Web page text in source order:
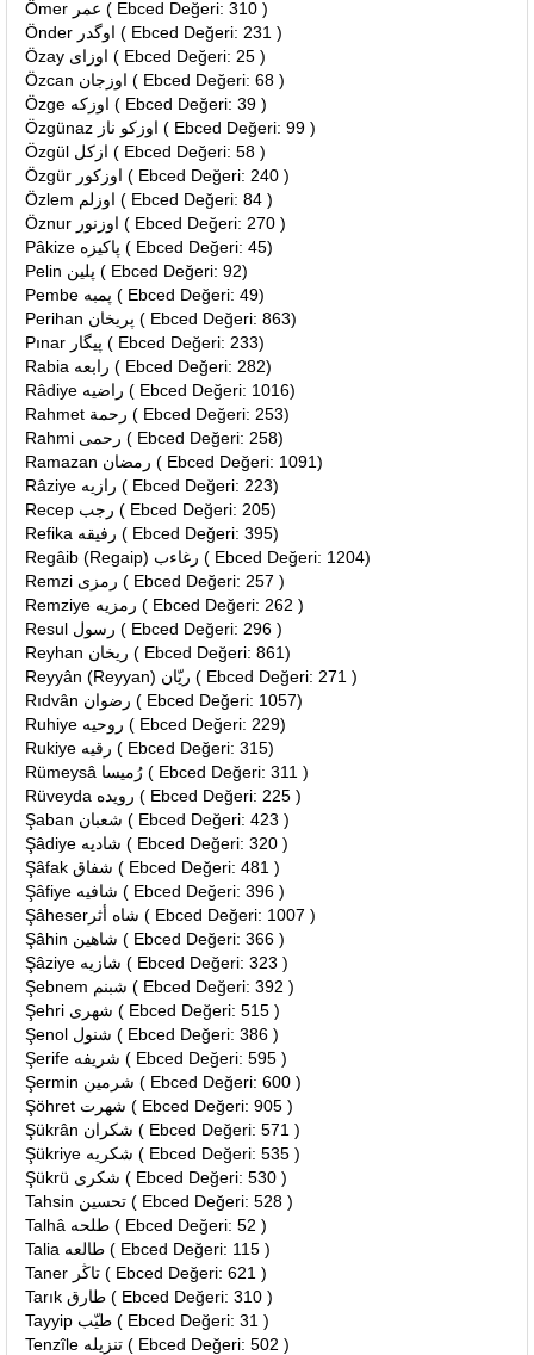
Ömer عمر ( Ebced Değeri: 310 )
Önder اوگدر ( Ebced Değeri: 231 )
Özay اوزاى ( Ebced Değeri: 25 )
Özcan اوزجان ( Ebced Değeri: 68 )
Özge اوزكه ( Ebced Değeri: 39 )
Özgünaz اوزكو ناز ( Ebced Değeri: 99 )
Özgül ازكل ( Ebced Değeri: 58 )
Özgür اوزكور ( Ebced Değeri: 240 )
Özlem اوزلم ( Ebced Değeri: 84 )
Öznur اوزنور ( Ebced Değeri: 270 )
Pâkize پاكيزه ( Ebced Değeri: 45)
Pelin پلين ( Ebced Değeri: 92)
Pembe پمبه ( Ebced Değeri: 49)
Perihan پريخان ( Ebced Değeri: 863)
Pınar پيگار ( Ebced Değeri: 233)
Rabia رابعه ( Ebced Değeri: 282)
Râdiye راضيه ( Ebced Değeri: 1016)
Rahmet رحمة ( Ebced Değeri: 253)
Rahmi رحمى ( Ebced Değeri: 258)
Ramazan رمضان ( Ebced Değeri: 1091)
Râziye رازيه ( Ebced Değeri: 223)
Recep رجب ( Ebced Değeri: 205)
Refika رفيقه ( Ebced Değeri: 395)
Regâib (Regaip) رغاءب ( Ebced Değeri: 1204)
Remzi رمزى ( Ebced Değeri: 257 )
Remziye رمزيه ( Ebced Değeri: 262 )
Resul رسول ( Ebced Değeri: 296 )
Reyhan ريخان ( Ebced Değeri: 861)
Reyyân (Reyyan) ريّان ( Ebced Değeri: 271 )
Rıdvân رضوان ( Ebced Değeri: 1057)
Ruhiye روحيه ( Ebced Değeri: 229)
Rukiye رقيه ( Ebced Değeri: 315)
Rümeysâ رُميسا ( Ebced Değeri: 311 )
Rüveyda رويده ( Ebced Değeri: 225 )
Şaban شعبان ( Ebced Değeri: 423 )
Şâdiye شاديه ( Ebced Değeri: 320 )
Şâfak شفاق ( Ebced Değeri: 481 )
Şâfiye شافيه ( Ebced Değeri: 396 )
Şâheserشاه أثر ( Ebced Değeri: 1007 )
Şâhin شاهين ( Ebced Değeri: 366 )
Şâziye شازيه ( Ebced Değeri: 323 )
Şebnem شبنم ( Ebced Değeri: 392 )
Şehri شهرى ( Ebced Değeri: 515 )
Şenol شنول ( Ebced Değeri: 386 )
Şerife شريفه ( Ebced Değeri: 595 )
Şermin شرمين ( Ebced Değeri: 600 )
Şöhret شهرت ( Ebced Değeri: 905 )
Şükrân شكران ( Ebced Değeri: 571 )
Şükriye شكريه ( Ebced Değeri: 535 )
Şükrü شكرى ( Ebced Değeri: 530 )
Tahsin تحسين ( Ebced Değeri: 528 )
Talhâ طلحه ( Ebced Değeri: 52 )
Talia طالعه ( Ebced Değeri: 115 )
Taner تاڭر ( Ebced Değeri: 621 )
Tarık طارق ( Ebced Değeri: 310 )
Tayyip طيّب ( Ebced Değeri: 31 )
Tenzîle تنزيله ( Ebced Değeri: 502 )